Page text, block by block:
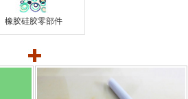
橡胶硅胶零部件